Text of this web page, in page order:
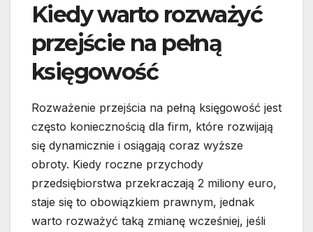
Kiedy warto rozważyć
przejście na pełną
księgowość
Rozważenie przejścia na pełną księgowość jest
często koniecznością dla firm, które rozwijają
się dynamicznie i osiągają coraz wyższe
obroty. Kiedy roczne przychody
przedsiębiorstwa przekraczają 2 miliony euro,
staje się to obowiązkiem prawnym, jednak
warto rozważyć taką zmianę wcześniej, jeśli